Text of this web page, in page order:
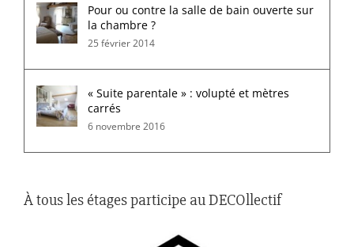
Pour ou contre la salle de bain ouverte sur
la chambre ?
25 février 2014
« Suite parentale » : volupté et mètres
carrés
6 novembre 2016
À tous les étages participe au DECOllectif